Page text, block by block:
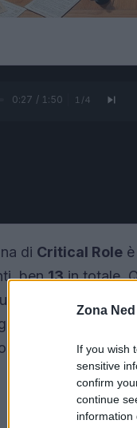
Zona Ned
If you wish
sensitive
confirm
continue
information
0:28 / 1:50 1 /4
di Critical Role
ben13in totale.
di gioco
si dividono
le avventure altrui.